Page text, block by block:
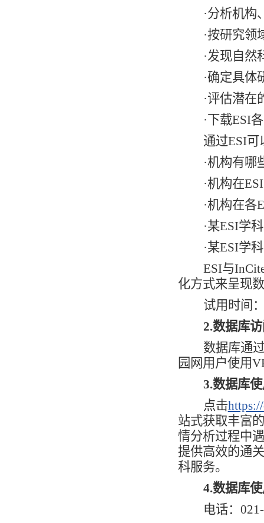
·分析机构
·按研究领
·发现自然
·确定具体
·评估潜在
·下载ESI
通过ESI可
·机构有哪
·机构在
·机构在各
·某ESI学
·某ESI学
ESI与
化方式来呈现
试用时间
2.数据库
数据库通
园网用户使用
3.数据库
点击
站式获取丰富
情分析过程中
提供高效的通
科服务。
4.数据库
电话：